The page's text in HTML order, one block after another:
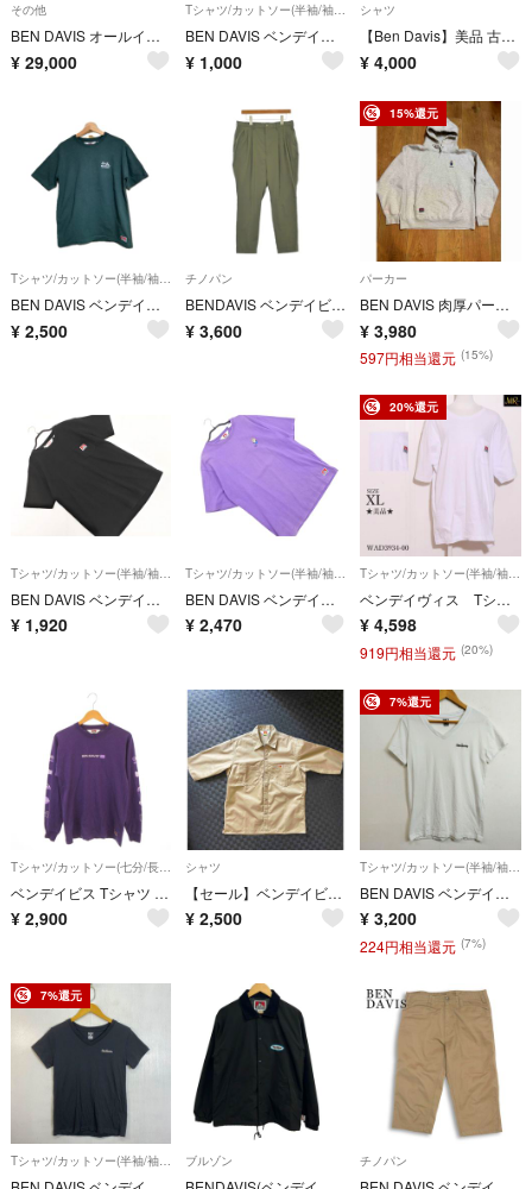
その他
BEN DAVIS オールインワン つなぎ グレー ベンデイビス ワークウェア パンク 90's ヴィンテージ 入手困難 希少
¥ 29,000
Tシャツ/カットソー(半袖/袖なし)
BEN DAVIS ベンデイビス 半袖Tシャツ ホワイト XL け84
¥ 1,000
シャツ
【Ben Davis】美品 古着 半袖 ワークシャツ L ネイビー ベンデイビス
¥ 4,000
Tシャツ/カットソー(半袖/袖なし)
BEN DAVIS ベンデイビス バックプリント 半袖Tシャツ ストリート カジュアル アメカジ ビンテージ L
¥ 2,500
チノパン
BENDAVIS ベンデイビス チノパン L カーキ 【古着】【中古】【送料無料】
¥ 3,600
15%還元
パーカー
BEN DAVIS 肉厚パーカー グレー M
¥ 3,980
597円相当還元 (15%)
BEN DAVIS ベンデイビス ワッフル カットソー sizeM/黒 ■◆ メンズ
¥ 1,920
BEN DAVIS ベンデイビス 刺繍 バックプリント プルオーバー カットソー sizeL/紫 ■◆ メンズ
¥ 2,470
20%還元
ベンデイヴィス Tシャツ 半袖 胸ポケット ブランドロゴ シンプル カジュアル
¥ 4,598
919円相当還元 (20%)
ベンデイビス Tシャツ ロンT 紫 パープル クルーネック 長袖 ロゴプリント
¥ 2,900
シャツ
【セール】ベンデイビス 7分袖シャツ 日本製 サイズ3
¥ 2,500
7%還元
BEN DAVIS ベンデイビス VネックTシャツ ワンポイント刺繍ロゴ 半袖 無地 ベーシック ノームコア ミニマル アメカジ ワーク ストリート ホワイト メンズ Fサイズ G172
¥ 3,200
224円相当還元 (7%)
7%還元
Tシャツ/カットソー(半袖/袖なし) ブルゾン チノパン